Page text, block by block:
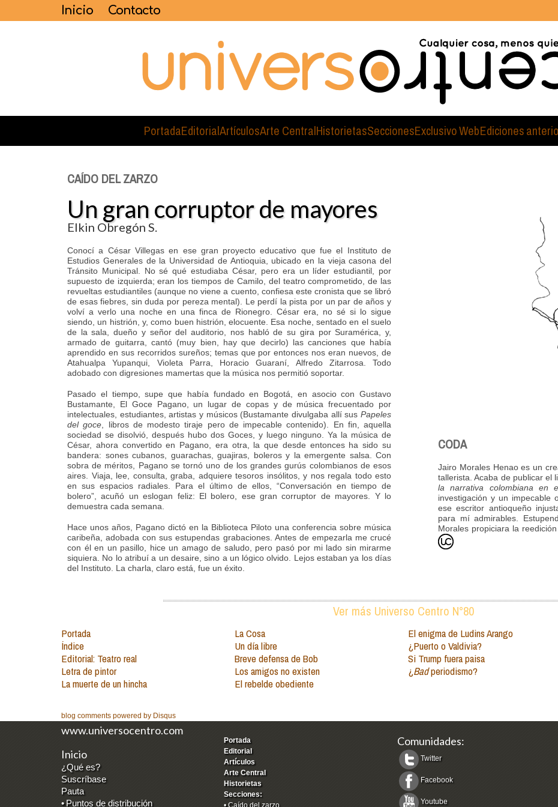
Inicio Contacto
PortadaEditorialArtículosArte CentralHistorietasSeccionesExclusivo WebEdiciones
CAÍDO DEL ZARZO
Un gran corruptor de mayores
Elkin Obregón S.
Conocí a César Villegas en ese gran proyecto educativo que fue el Instituto de
Estudios Generales de la Universidad de Antioquia, ubicado en la vieja casona del
Tránsito Municipal. No sé qué estudiaba César, pero era un líder estudiantil, por
supuesto de izquierda; eran los tiempos de Camilo, del teatro comprometido, de las
revueltas estudiantiles (aunque no viene a cuento, confiesa este cronista que se libró
de esas fiebres, sin duda por pereza mental). Le perdí la pista por un par de años y
volví a verlo una noche en una finca de Rionegro. César era, no sé si lo sigue
siendo, un histrión, y, como buen histrión, elocuente. Esa noche, sentado en el suelo
de la sala, dueño y señor del auditorio, nos habló de su gira por Suramérica, y,
armado de guitarra, cantó (muy bien, hay que decirlo) las canciones que había
aprendido en sus recorridos sureños; temas que por entonces nos eran nuevos, de
Atahualpa Yupanqui, Violeta Parra, Horacio Guaraní, Alfredo Zitarrosa. Todo
adobado con digresiones mamertas que la música nos permitió soportar.
Pasado el tiempo, supe que había fundado en Bogotá, en asocio con Gustavo
Bustamante, El Goce Pagano, un lugar de copas y de música frecuentado por
intelectuales, estudiantes, artistas y músicos (Bustamante divulgaba allí sus Papeles
del goce , libros de modesto tiraje pero de impecable contenido). En fin, aquella
sociedad se disolvió, después hubo dos Goces, y luego ninguno. Ya la música de
César, ahora convertido en Pagano, era otra, la que desde entonces ha sido su
bandera: sones cubanos, guarachas, guajiras, boleros y la emergente salsa. Con
sobra de méritos, Pagano se tornó uno de los grandes gurús colombianos de esos
aires. Viaja, lee, consulta, graba, adquiere tesoros insólitos, y nos regala todo esto
en sus espacios radiales. Para el último de ellos, “Conversación en tiempo de
bolero”, acuñó un eslogan feliz: El bolero, ese gran corruptor de mayores. Y lo
demuestra cada semana.
Hace unos años, Pagano dictó en la Biblioteca Piloto una conferencia sobre música
caribeña, adobada con sus estupendas grabaciones. Antes de empezarla me crucé
con él en un pasillo, hice un amago de saludo, pero pasó por mi lado sin mirarme
siquiera. No lo atribuí a un desaire, sino a un lógico olvido. Lejos estaban ya los días
del Instituto. La charla, claro está, fue un éxito.
CODA
Jairo Morales Henao es un
tallerista. Acaba de publicar el
la narrativa colombiana en
investigación y un impecable
ese escritor antioqueño
para mí admirables.
Morales propiciara la
Ver más Universo Centro N°80
Portada
Índice
Editorial: Teatro real
Letra de pintor
La muerte de un hincha
La Cosa
Un día libre
Breve defensa de Bob
Los amigos no existen
El rebelde obediente
El enigma de Ludins Arango
¿Puerto o Valdivia?
Si Trump fuera paisa
¿Badperiodismo?
blog comments powered by Disqus
www.universocentro.com
Inicio
¿Qué es?
Suscríbase
Pauta
• Puntos de distribución
Portada
Editorial
Artículos
Arte Central
Historietas
Secciones:
•Caído del zarzo
Comunidades:
Twitter
Facebook
Youtube